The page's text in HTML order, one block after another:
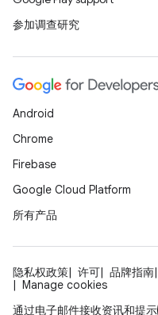
参加调查研究
Android
Chrome
Firebase
Google Cloud Platform
所有产品
隐私权政策 许可 品牌指南
Manage cookies
通过电子邮件接收资讯和提示